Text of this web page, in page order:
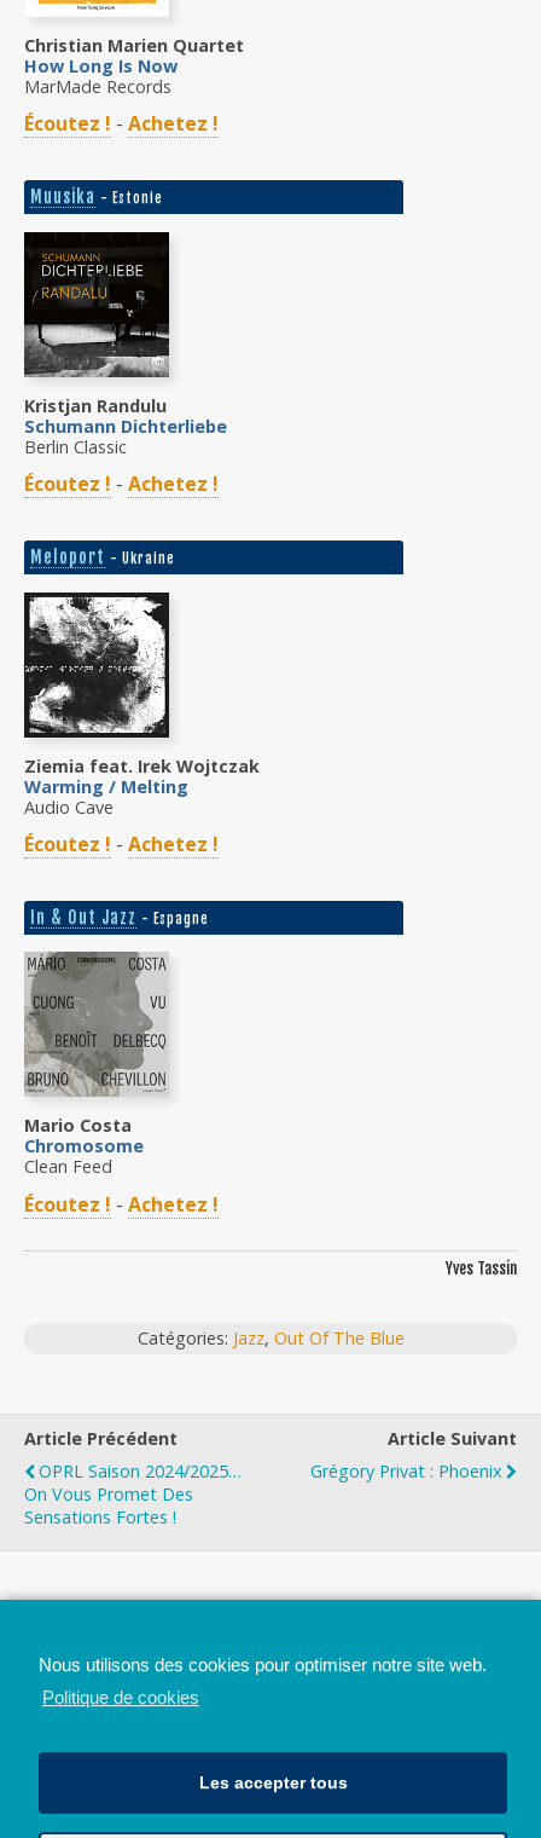
Christian Marien Quartet
How Long Is Now
MarMade Records
Écoutez ! - Achetez !
Muusika - Estonie
Kristjan Randulu
Schumann Dichterliebe
Berlin Classic
Écoutez ! - Achetez !
Meloport - Ukraine
Ziemia feat. Irek Wojtczak
Warming / Melting
Audio Cave
Écoutez ! - Achetez !
In & Out Jazz - Espagne
Mario Costa
Chromosome
Clean Feed
Écoutez ! - Achetez !
Yves Tassin
Catégories: Jazz, Out Of The Blue
Article Précédent
OPRL Saison 2024/2025…
On Vous Promet Des
Sensations Fortes !
Article Suivant
Grégory Privat : Phoenix
Nous utilisons des cookies pour optimiser notre site web.
Politique de cookies
Les accepter tous